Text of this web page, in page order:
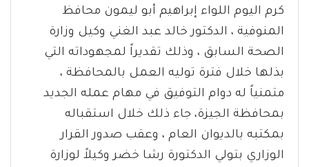
كرم اليوم اللواء إبراهيم أبو ليمون محافظ
المنوفية ، الدكتور خالد عبد الغني وكيل وزارة
الصحة السابق ، وذلك تقديراً لمجهوداته التي
بذلها خلال فترة توليه العمل بالمحافظة ،
متمنياً له دوام التوفيق في مهام عمله الجديد
بمحافظة الجيزة، جاء ذلك خلال استقباله
بمكتبه بالديوان العام ، وعقب صدور القرار
الوزاري بتولي الدكتورة رشا خضر وكيلاً لوزارة